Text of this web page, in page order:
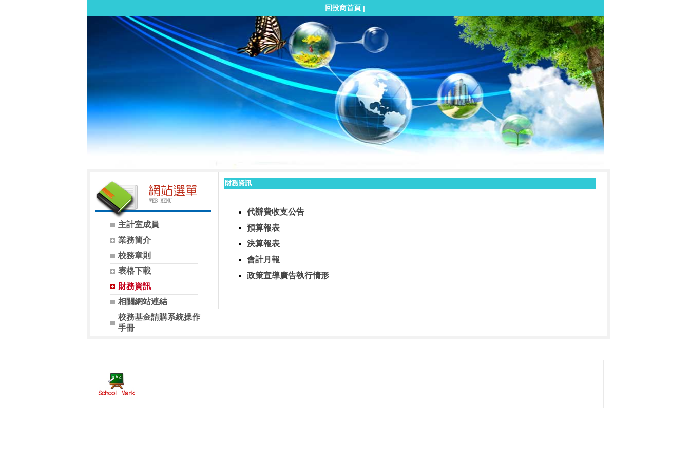
回投商首頁 |
主計室成員
業務簡介
校務章則
表格下載
財務資訊
相關網站連結
校務基金請購系統操作
手冊
財務資訊
代辦費收支公告
預算報表
決算報表
會計月報
政策宣導廣告執行情形